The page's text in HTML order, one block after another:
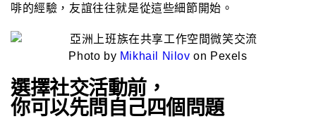
啡的經驗，友誼往往就是從這些細節開始。
Photo by Mikhail Nilov on Pexels
選擇社交活動前，
你可以先問自己四個問題